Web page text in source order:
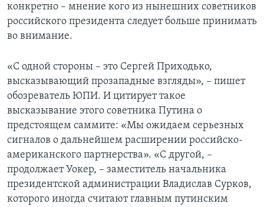
Learning English
СОЦИАЛЬНЫЕ СЕТИ
Языки
конкретно – мнение кого из нынешних советников
российского президента следует больше принимать
во внимание.
«С одной стороны – это Сергей Приходько,
высказывающий прозападные взгляды», – пишет
обозреватель ЮПИ. И цитирует такое
высказывание этого советника Путина о
предстоящем саммите: «Мы ожидаем серьезных
сигналов о дальнейшем расширении российско-
американского партнерства». «С другой, –
продолжает Уокер, – заместитель начальника
президентской администрации Владислав Сурков,
которого иногда считают главным путинским